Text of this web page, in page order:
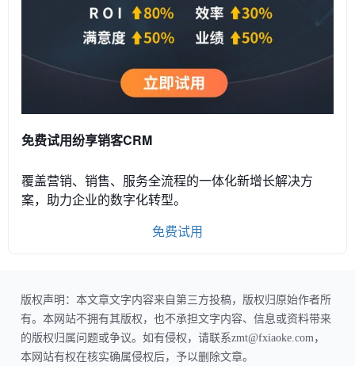
免费试用纷享销客CRM
覆盖营销、销售、服务全流程的一体化新增长解决方
案，助力企业的数字化转型。
免费试用
版权声明：本文章文字内容来自第三方投稿，版权归原始作者所
有。本网站不拥有其版权，也不承担文字内容、信息或资料带来
的版权归属问题或争议。如有侵权，请联系zmt@fxiaoke.com，
本网站有权在核实确属侵权后，予以删除文章。